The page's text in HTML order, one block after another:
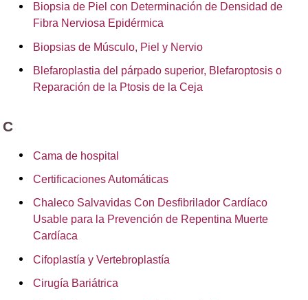
Biopsia de Piel con Determinación de Densidad de
Fibra Nerviosa Epidérmica
Biopsias de Músculo, Piel y Nervio
Blefaroplastia del párpado superior, Blefaroptosis o
Reparación de la Ptosis de la Ceja
C
Cama de hospital
Certificaciones Automáticas
Chaleco Salvavidas Con Desfibrilador Cardíaco
Usable para la Prevención de Repentina Muerte
Cardíaca
Cifoplastía y Vertebroplastía
Cirugía Bariátrica